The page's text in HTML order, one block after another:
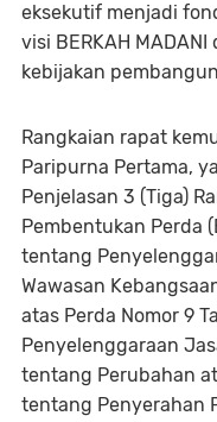
eksekutif menjadi
visi BERKAH
kebijakan
Rangkaian rapat
Paripurna Pertama,
Penjelasan 3 (Tiga)
Pembentukan Perda
tentang
Wawasan
atas Perda Nomor 9
Penyelenggaraan
tentang Perubahan
tentang Penyerahan